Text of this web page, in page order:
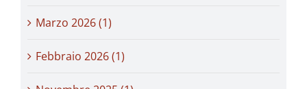
Marzo 2026 (1)
Febbraio 2026 (1)